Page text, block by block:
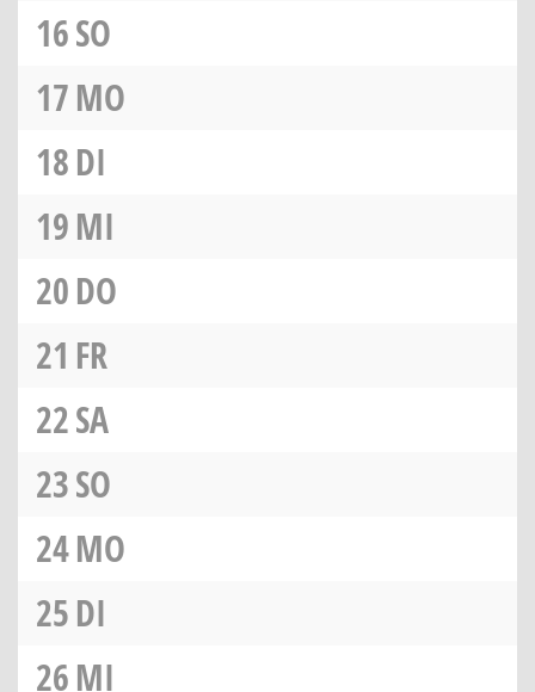
16SO
17MO
18DI
19MI
20DO
21 FR
22SA
23SO
24MO
25DI
26MI